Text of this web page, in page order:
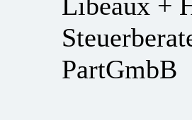
PartGmbB